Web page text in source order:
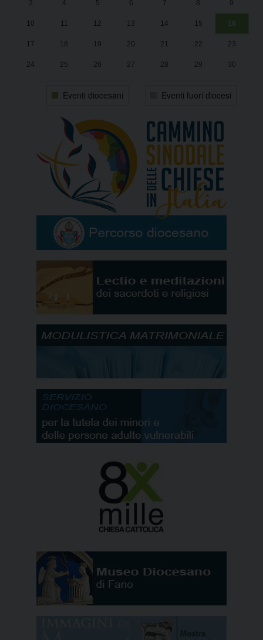
3 4 5 6 7 8 9
10 11 12 13 14 15 16
17 18 19 20 21 22 23
24 25 26 27 28 29 30
Eventi diocesani Eventi fuori diocesi